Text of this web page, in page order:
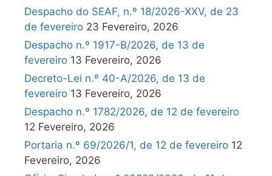
Despacho do SEAF, n.º 18/2026-XXV, de 23
de fevereiro 23 Fevereiro, 2026
Despacho n.º 1917-B/2026, de 13 de
fevereiro 13 Fevereiro, 2026
Decreto-Lei n.º 40-A/2026, de 13 de
fevereiro 13 Fevereiro, 2026
Despacho n.º 1782/2026, de 12 de fevereiro
12 Fevereiro, 2026
Portaria n.º 69/2026/1, de 12 de fevereiro 12
Fevereiro, 2026